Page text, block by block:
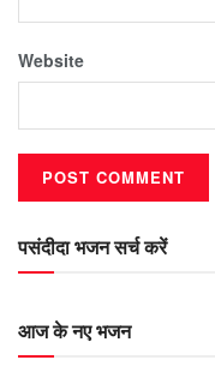
Website
पसंदीदा भजन सर्च करें
आज के नए भजन